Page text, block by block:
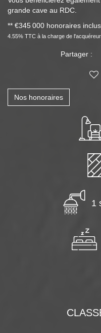
grande cave au RDC.
** €345 000 honoraires inclus
4.55% TTC à la charge de l'acquéreur
Partager :
Nos honoraires
1